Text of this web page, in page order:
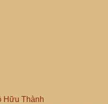
Hữu Thành